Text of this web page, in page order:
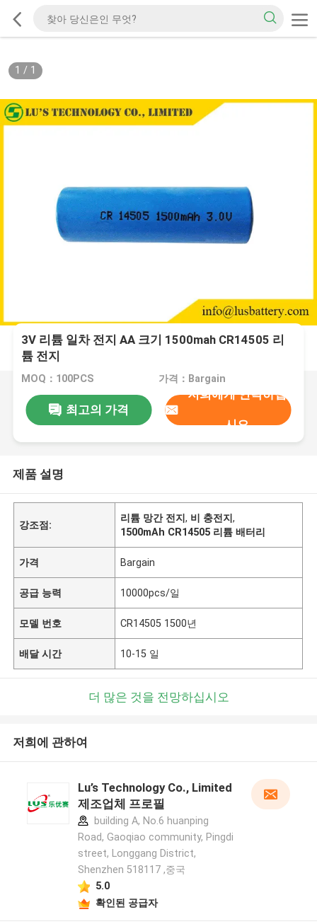
1 / 1
3V 리튬 일차 전지 AA 크기 1500mah CR14505 리
튬 전지
MOQ：100PCS 가격：Bargain
최고의 가격
저희에게 연락하십
시오
제품 설명
강조점:
리튬 망간 전지, 비 충전지,
1500mAh CR14505 리튬 배터리
가격 Bargain
공급 능력 10000pcs/일
모델 번호 CR14505 1500년
배달 시간 10-15 일
더 많은 것을 전망하십시오
저희에 관하여
Lu’s Technology Co., Limited
제조업체 프로필
building A, No.6 huanping
Road, Gaoqiao community, Pingdi
street, Longgang District,
Shenzhen 518117 ,중국
5.0
확인된 공급자